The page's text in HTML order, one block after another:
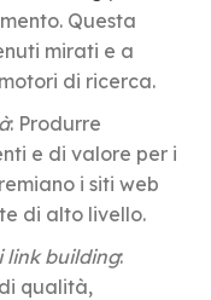
Questa
mirati e a
di ricerca.
: Produrre
e di valore per i
i siti web
di alto livello.
link building:
qualità,